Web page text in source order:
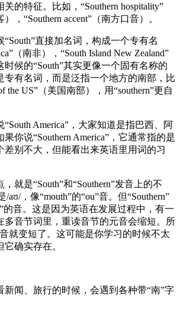
的特征。比如，“Southern hospitality”
，“Southern accent”（南方口音）。
直接加名词，构成一个专有名
（南非），“South Island New Zealand”
时候的“South”其实更像一个固有名称的
专有名词，而是泛指一个地方的南部，比
the US”（美国南部），用“southern”更自
America”，大家知道是指巴西、阿
你说“Southern America”，它通常指的是
差别不大，但能看出来英语里用词的习
就是“South”和“Southern”发音上的不
/aʊ/，像“mouth”的“ou”音。但“Southern”
的音。这是因为英语在发展过程中，有一
多音节词里，重读音节的元音会缩短。所
音就变短了。这可能是你学习的时候不太
确实存在。
新闻、旅行的时候，会遇到各种带“南”字